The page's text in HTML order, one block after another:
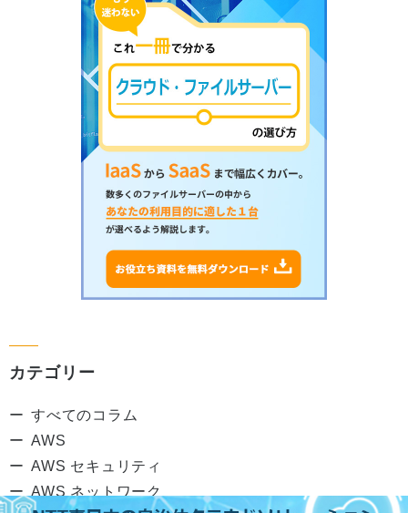
カテゴリー
すべてのコラム
AWS
AWS セキュリティ
AWS ネットワーク